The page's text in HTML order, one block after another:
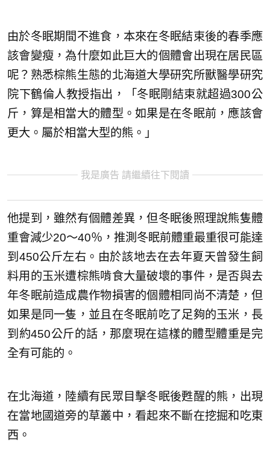
由於冬眠期間不進食，本來在冬眠結束後的春季應
該會變瘦，為什麼如此巨大的個體會出現在居民區
呢？熟悉棕熊生態的北海道大學研究所獸醫學研究
院下鶴倫人教授指出，「冬眠剛結束就超過300公
斤，算是相當大的體型。如果是在冬眠前，應該會
更大。屬於相當大型的熊。」
我是廣告 請繼續往下閱讀
他提到，雖然有個體差異，但冬眠後照理說熊隻體
重會減少20～40％，推測冬眠前體重最重很可能達
到450公斤左右。由於該地去在去年夏天曾發生飼
料用的玉米遭棕熊啃食大量破壞的事件，是否與去
年冬眠前造成農作物損害的個體相同尚不清楚，但
如果是同一隻，並且在冬眠前吃了足夠的玉米，長
到約450公斤的話，那麼現在這樣的體型體重是完
全有可能的。
在北海道，陸續有民眾目擊冬眠後甦醒的熊，出現
在當地國道旁的草叢中，看起來不斷在挖掘和吃東
西。